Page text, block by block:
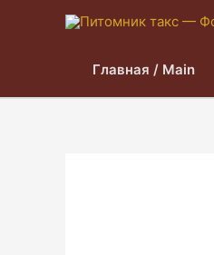
Главная / Main